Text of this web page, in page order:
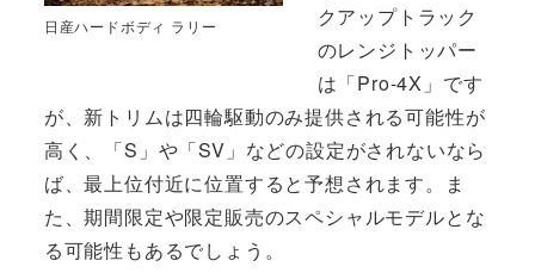
日産ハードボディ ラリー
クアップトラック
のレンジトッパー
は「Pro-4X」です
が、新トリムは四輪駆動のみ提供される可能性が
高く、「S」や「SV」などの設定がされないなら
ば、最上位付近に位置すると予想されます。ま
た、期間限定や限定販売のスペシャルモデルとな
る可能性もあるでしょう。